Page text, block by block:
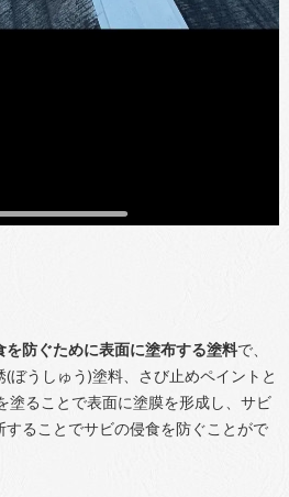
を防ぐために表面に塗布する塗料で、
ぼうしゅう)塗料、さび止めペイントと
塗ることで表面に塗膜を形成し、サビ
ることでサビの侵食を防ぐことがで